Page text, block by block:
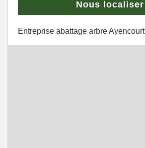
Nous localiser
Entreprise abattage arbre Ayencourt